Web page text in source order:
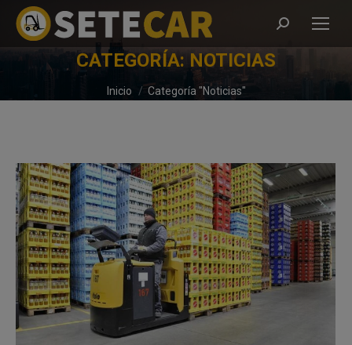
Buscar:
CATEGORÍA: NOTICIAS
Estás aquí:
Inicio Categoría "Noticias"